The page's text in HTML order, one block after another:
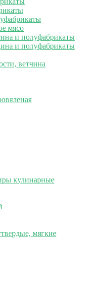
мясо
и полуфабрикаты
и полуфабрикаты
ветчина
кулинарные
мягкие